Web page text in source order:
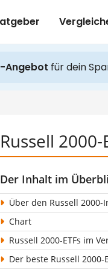
Russell
Der Inhalt im
Über den Russell 2000-
Chart
Russell 2000-ETFs im
Der beste Russell 2000-